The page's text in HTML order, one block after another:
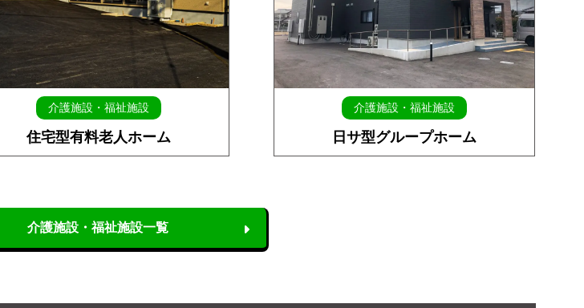
介護施設・福祉施設
住宅型有料老人ホーム
介護施設・福祉施設
日サ型グループホーム
介護施設・福祉施設一覧